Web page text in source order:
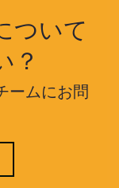
ついて
？
ームにお問